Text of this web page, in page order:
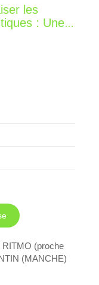
les
: Une
(proche
(MANCHE)